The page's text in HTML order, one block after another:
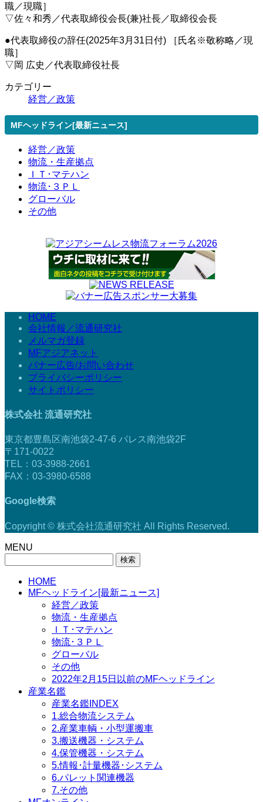
職／現職］
▽佐々和秀／代表取締役会長(兼)社長／取締役会長
●代表取締役の辞任(2025年3月31日付) ［氏名※敬称略／現
職］
▽岡 広史／代表取締役社長
カテゴリー
経営／政策
MFヘッドライン[最新ニュース]
経営／政策
物流・生産拠点
ＩＴ･マテハン
物流･３ＰＬ
グローバル
その他
HOME
会社情報／流通研究社
メルマガ登録
MFアジアネット
バナー広告/お問い合わせ
プライバシーポリシー
サイトポリシー
株式会社 流通研究社
東京都豊島区南池袋2-47-6 パレス南池袋2F
〒171-0022
TEL：03-3988-2661
FAX：03-3980-6588
Google検索
Copyright © 株式会社流通研究社 All Rights Reserved.
MENU
HOME
MFヘッドライン[最新ニュース]
経営／政策
物流・生産拠点
ＩＴ･マテハン
物流･３ＰＬ
グローバル
その他
2022年2月15日以前のMFヘッドライン
産業名鑑
産業名鑑INDEX
1.総合物流システム
2.産業車輌・小型運搬車
3.搬送機器・システム
4.保管機器・システム
5.情報･計量機器･システム
6.パレット関連機器
7.その他